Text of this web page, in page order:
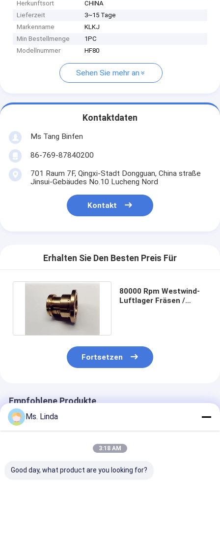
Herkunftsort
CHINA
Lieferzeit
3~15 Tage
Markenname
KLKJ
Min Bestellmenge
1PC
Modellnummer
HF80
Sehen Sie mehr an
Kontaktdaten
Ms Tang Binfen
86-769-87840200
701 Raum 7F, Qingxi-Stadt Dongguan, China straße
Jinsui-Gebäudes No.10 Lucheng Nord
Kontakt
Erhalten Sie Den Besten Preis Für
80000 Rpm Westwind-
Luftlager Fräsen /
Fortsetzen
Empfohlene Produkte
Ms. Linda
3:18 AM
Good day, what product are you looking for?